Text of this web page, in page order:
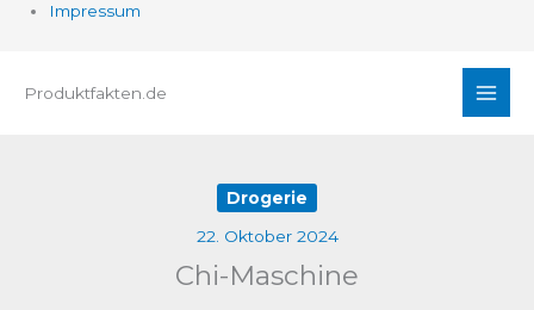
Impressum
InhaltProduktfakten.de
Drogerie
22. Oktober 2024
Chi-Maschine